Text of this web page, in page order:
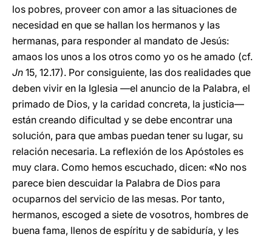
los pobres, proveer con amor a las situaciones de
necesidad en que se hallan los hermanos y las
hermanas, para responder al mandato de Jesús:
amaos los unos a los otros como yo os he amado (cf.
Jn 15, 12.17). Por consiguiente, las dos realidades que
deben vivir en la Iglesia —el anuncio de la Palabra, el
primado de Dios, y la caridad concreta, la justicia—
están creando dificultad y se debe encontrar una
solución, para que ambas puedan tener su lugar, su
relación necesaria. La reflexión de los Apóstoles es
muy clara. Como hemos escuchado, dicen: «No nos
parece bien descuidar la Palabra de Dios para
ocuparnos del servicio de las mesas. Por tanto,
hermanos, escoged a siete de vosotros, hombres de
buena fama, llenos de espíritu y de sabiduría, y les